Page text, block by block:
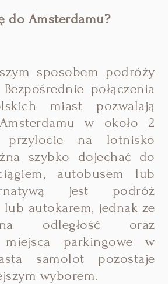
do Amsterdamu?
sposobem podróży
połączenia
miast pozwalają
w około 2
przylocie na lotnisko
szybko dojechać do
autobusem lub
jest podróż
autokarem, jednak ze
odległość oraz
miejsca parkingowe w
samolot pozostaje
wyborem.